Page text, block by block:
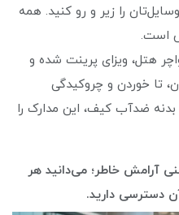
را زیر و رو کنید. همه
است.
هتل، ویزای پرینت‌ شده و
تا خوردن و چروکیدگی
ضدآب کیف، این مدارک را
آرامش خاطر؛ می‌دانید هر
دسترسی دارید.